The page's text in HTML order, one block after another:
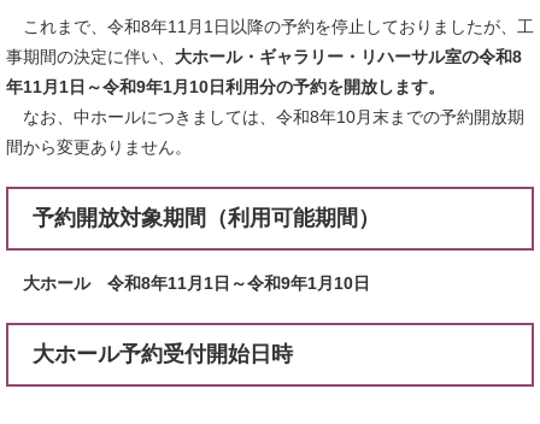
これまで、令和8年11月1日以降の予約を停止しておりましたが、工
事期間の決定に伴い、 大ホール・ギャラリー・リハーサル室の令和8
年11月1日～令和9年1月10日利用分の予約を開放します。
なお、中ホールにつきましては、令和8年10月末までの予約開放期
間から変更ありません。
予約開放対象期間（利用可能期間）
大ホール 令和8年11月1日～令和9年1月10日
大ホール予約受付開始日時